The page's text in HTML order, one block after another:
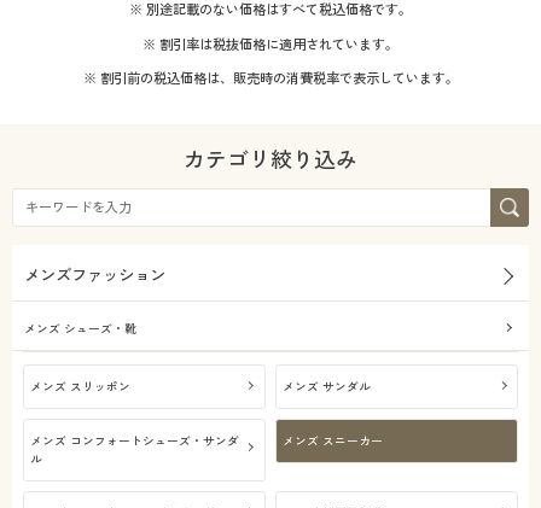
デジタルカタログ
会員メニュー
閲覧履歴
お気に入り
サポート
で絞り込む
素材
着用感
秋 冬
価格
解除する
※ 別途記載のない価格はすべて税込価格です。
※ 割引率は税抜価格に適用されています。
※ 割引前の税込価格は、販売時の消費税率で表示しています。
カテゴリ絞り込み
メンズファッション
メンズ シューズ・靴
メンズ スリッポン メンズ サンダル
メンズ コンフォートシューズ・サンダ
ル
メンズ スニーカー